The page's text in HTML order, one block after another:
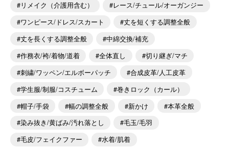
リメイク（介護用含む）
レース/チュール/オーガンジー
ワンピース/ドレス/スカート
丈を短くする調整全般
丈を長くする調整全般
中綿交換/補充
作務衣/袴/着物/道着
全体直し
切り継ぎ/マチ
刺繍/ワッペン/エルボーパッチ
合成皮革/人工皮革
学生服/制服/コスチューム
巻きロック（カール）
帽子/手袋
幅の調整全般 新かけ
本革全般
染み抜き/黄ばみ/汚れ落とし
毛玉/毛羽
毛皮/フェイクファー
水着/肌着